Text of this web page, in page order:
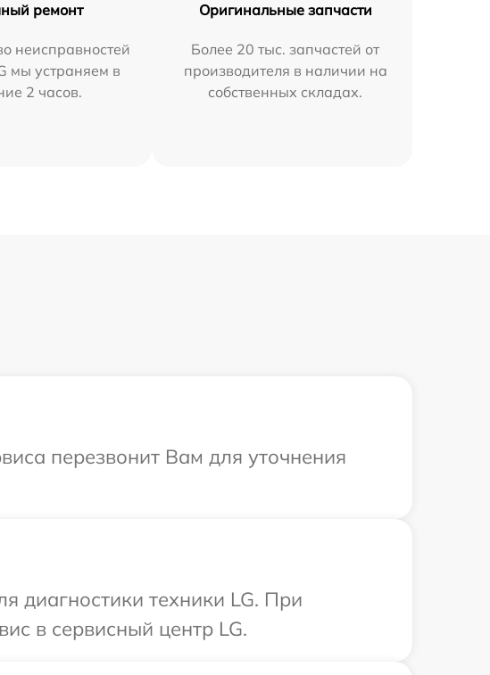
ремонт
неисправностей
мы устраняем в
2 часов.
Оригинальные запчасти
Более 20 тыс. запчастей от
производителя в наличии на
собственных складах.
перезвонит Вам для уточнения
диагностики техники LG. При
в сервисный центр LG.